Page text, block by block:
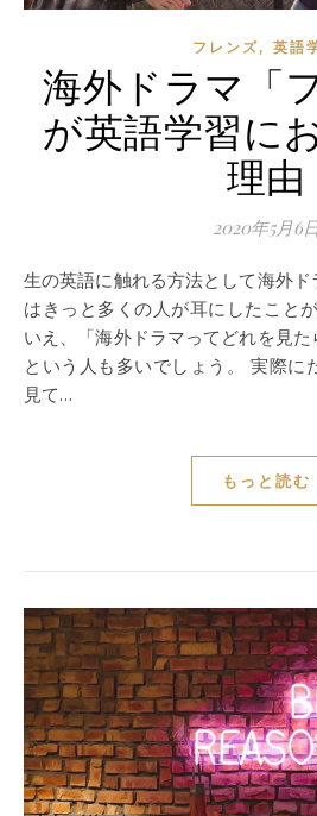
フレンズ, 英語
海外ドラマ「
が英語学習に
理由
2020年5月6
生の英語に触れる方法として海外ドラマがおすすめというの
はきっと多くの人が耳にしたこと
いえ、「海外ドラマってどれを見た
という人も多いでしょう。 実際に
見て…
もっと読む